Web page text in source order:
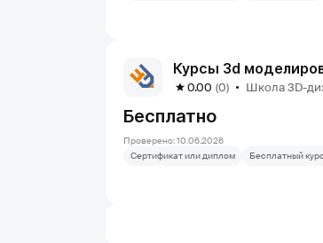
Курсы 3d
0.00 (0) Школа 3D-
Бесплатно
Проверено: 10.06.2026
Сертификат или диплом
Бесплатный курс